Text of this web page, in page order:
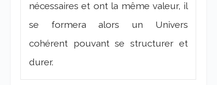
nécessaires et ont la même valeur, il
se formera alors un Univers
cohérent pouvant se structurer et
durer.